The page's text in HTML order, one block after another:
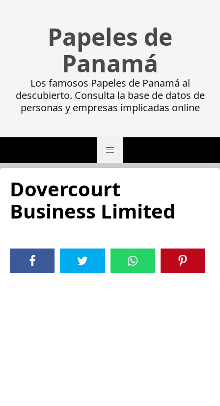
Papeles de
Panamá
Los famosos Papeles de Panamá al
descubierto. Consulta la base de datos de
personas y empresas implicadas online
Dovercourt
Business Limited